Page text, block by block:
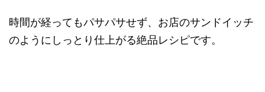
時間が経ってもパサパサせず、お店のサンドイッチ
のようにしっとり仕上がる絶品レシピです。